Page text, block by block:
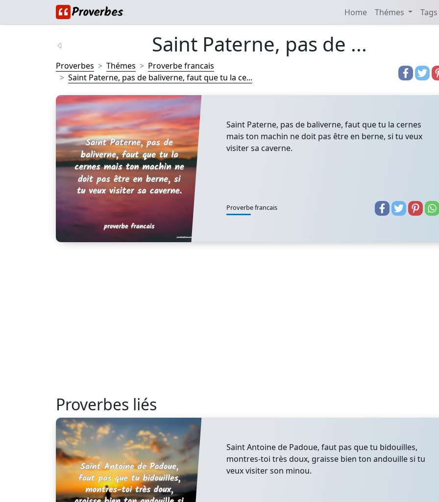
Home Thémes
Saint Paterne, pas de ...
Proverbes Thémes
Proverbe francais
Saint Paterne, pas de baliverne, faut que tu la ce...
Saint Paterne, pas de baliverne, faut que tu la cernes
mais ton machin ne doit pas être en berne, si tu veux
visiter sa caverne.
Proverbe francais
Proverbes liés
Saint Antoine de Padoue, faut pas que tu bidouilles,
montres-toi très doux, graisse bien ton andouille si tu
veux visiter son minou.